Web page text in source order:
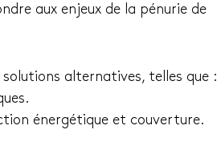
aux enjeux de la pénurie de
alternatives, telles que :
énergétique et couverture.